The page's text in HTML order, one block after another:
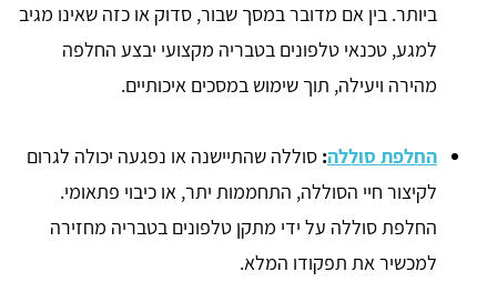
ביותר. בין אם מדובר במסך שבור, סדוק או כזה שאינו מגיב
למגע, טכנאי טלפונים בטבריה מקצועי יבצע החלפה
מהירה ויעילה, תוך שימוש במסכים איכותיים.
החלפת סוללה: סוללה שהתיישנה או נפגעה יכולה לגרום
לקיצור חיי הסוללה, התחממות יתר, או כיבוי פתאומי.
החלפת סוללה על ידי מתקן טלפונים בטבריה מחזירה
למכשיר את תפקודו המלא.